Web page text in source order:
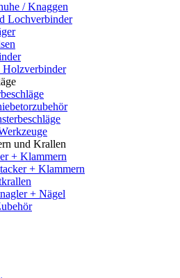
/ Knaggen
Lochverbinder
Holzverbinder
und Krallen
+ Klammern
+ Klammern
+ Nägel